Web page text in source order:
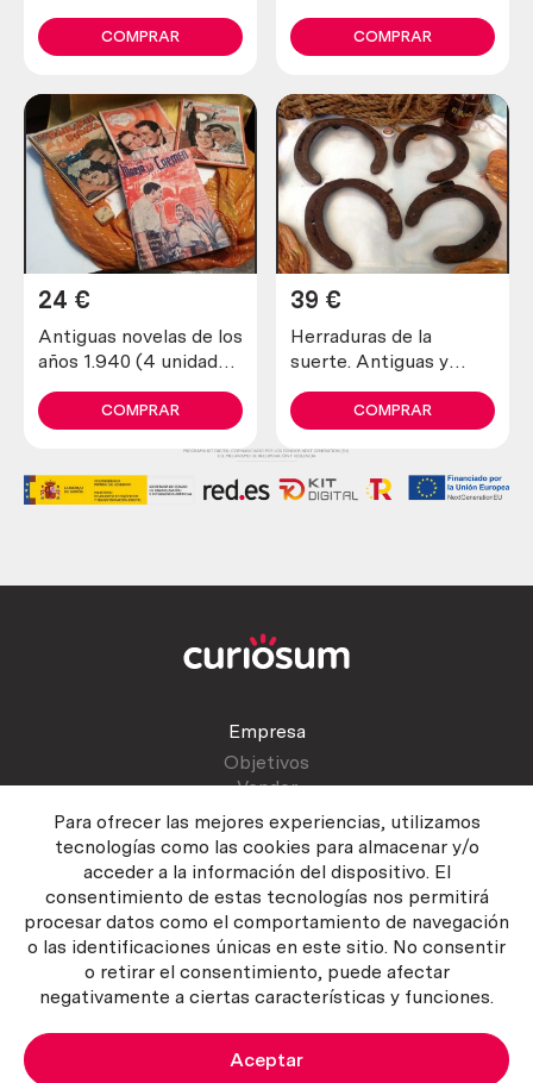
Para ofrecer las mejores experiencias, utilizamos
tecnologías como las cookies para almacenar y/o
acceder a la información del dispositivo. El
consentimiento de estas tecnologías nos permitirá
procesar datos como el comportamiento de navegación
o las identificaciones únicas en este sitio. No consentir
o retirar el consentimiento, puede afectar
negativamente a ciertas características y funciones.
Aceptar
COMPRAR COMPRAR
Antiguas novelas de los
años 1.940 (4 unidades
24 €
COMPRAR
Herraduras de la
suerte. Antiguas y
unidades)
39 €
COMPRAR
Empresa
Objetivos
Vender
Atención al cliente
Contactar
Manual del vendedor